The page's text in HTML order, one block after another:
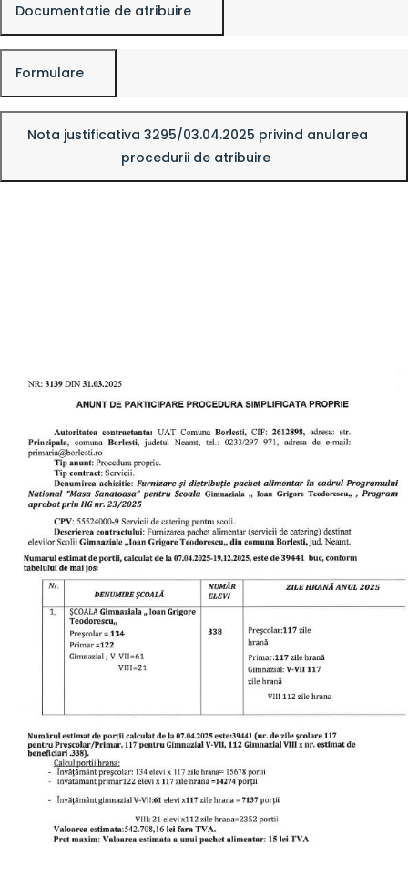
Documentatie de atribuire
Formulare
Nota justificativa 3295/03.04.2025 privind anularea
procedurii de atribuire